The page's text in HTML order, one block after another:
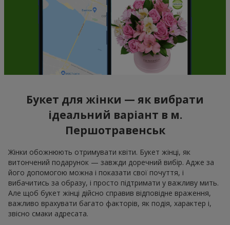
Букет для жінки — як вибрати
ідеальний варіант в м.
Першотравенськ
Жінки обожнюють отримувати квіти. Букет жінці, як
витончений подарунок — завжди доречний вибір. Адже за
його допомогою можна і показати свої почуття, і
вибачитись за образу, і просто підтримати у важливу мить.
Але щоб букет жінці дійсно справив відповідне враження,
важливо врахувати багато факторів, як подія, характер і,
звісно смаки адресата.